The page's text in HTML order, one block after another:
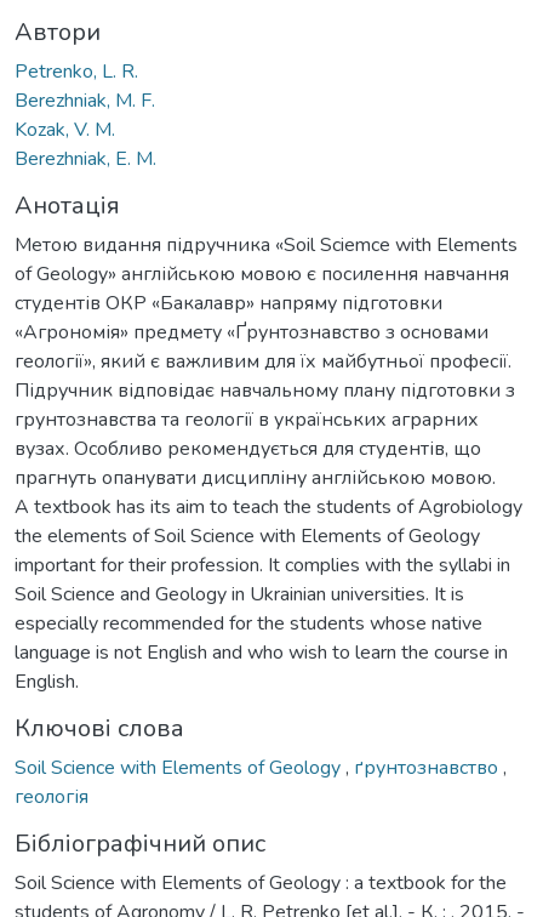
Автори
Petrenko, L. R.
Berezhniak, M. F.
Kozak, V. M.
Berezhniak, E. M.
Анотація
Метою видання підручника «Soil Sciemce with Elements
of Geology» англійською мовою є посилення навчання
студентів ОКР «Бакалавр» напряму підготовки
«Агрономія» предмету «Ґрунтознавство з основами
геології», який є важливим для їх майбутньої професії.
Підручник відповідає навчальному плану підготовки з
грунтознавства та геології в українських аграрних
вузах. Особливо рекомендується для студентів, що
прагнуть опанувати дисципліну англійською мовою.
A textbook has its aim to teach the students of Agrobiology
the elements of Soil Science with Elements of Geology
important for their profession. It complies with the syllabi in
Soil Science and Geology in Ukrainian universities. It is
especially recommended for the students whose native
language is not English and who wish to learn the course in
English.
Ключові слова
Soil Science with Elements of Geology, ґрунтознавство ,
геологія
Бібліографічний опис
Soil Science with Elements of Geology : a textbook for the